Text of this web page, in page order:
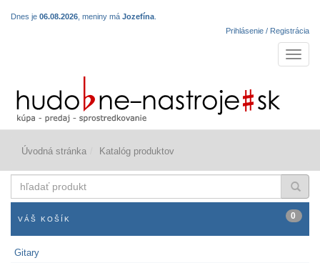
Dnes je 06.08.2026 , meniny má Jozefína
Prihlásenie / Registrácia
Úvodná stránka Katalóg produktov
produkt
VÁŠ KOŠÍK 0
Gitary